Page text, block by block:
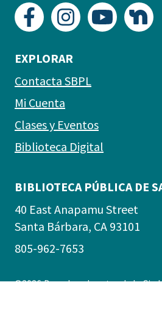
BIBLIOTECA PÚBLICA DE
40 East Anapamu Street
Santa Bárbara, CA 93101
805-962-7653
EXPLORAR
Contacta SBPL
Mi Cuenta
Clases y Eventos
Biblioteca Digital
©2026 Derechos de autor de la